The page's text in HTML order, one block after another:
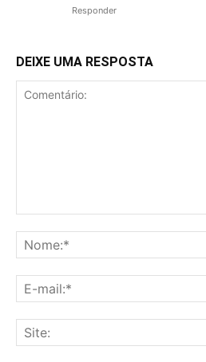
Responder
DEIXE UMA RESPOSTA